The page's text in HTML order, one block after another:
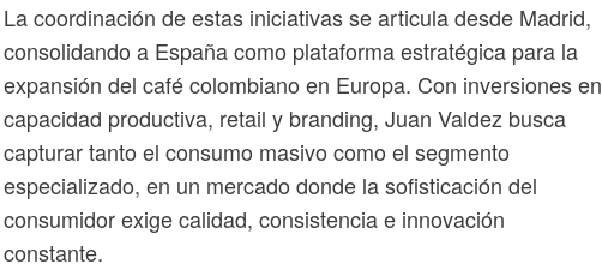
La coordinación de estas iniciativas se articula desde Madrid,
consolidando a España como plataforma estratégica para la
expansión del café colombiano en Europa. Con inversiones en
capacidad productiva, retail y branding, Juan Valdez busca
capturar tanto el consumo masivo como el segmento
especializado, en un mercado donde la sofisticación del
consumidor exige calidad, consistencia e innovación
constante.